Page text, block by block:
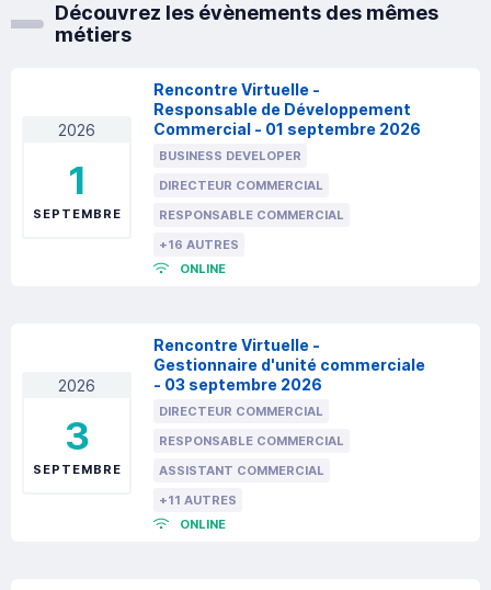
Découvrez les évènements des mêmes
métiers
2026
1
SEPTEMBRE
Rencontre Virtuelle -
Responsable de Développement
Commercial - 01 septembre 2026
BUSINESS DEVELOPER
DIRECTEUR COMMERCIAL
RESPONSABLE COMMERCIAL
+16 AUTRES
ONLINE
2026
3
SEPTEMBRE
Rencontre Virtuelle -
Gestionnaire d'unité commerciale
- 03 septembre 2026
DIRECTEUR COMMERCIAL
RESPONSABLE COMMERCIAL
ASSISTANT COMMERCIAL
+11 AUTRES
ONLINE